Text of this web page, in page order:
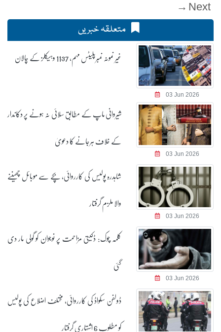
Next →
متعلقہ خبریں
03 Jun 2026
غیر نمونہ نمبرپلیٹس مہم، 1137 وہیکلز کے چالان
03 Jun 2026
شیروانی ماپ کے مطابق سلائی نہ ہونے پر دکاندار
کے خلاف ہرجانے کا دعویٰ
03 Jun 2026
شاہدرہ پولیس کی کارروائی، بچے سے موبائل چھیننے
والا ملزم گرفتار
03 Jun 2026
کلمہ چوک: ڈکیتی مزاحمت پر نوجوان کو گولی مار دی
گئی
ڈولفن سکواڈ کی کارروائی، مختلف اضلاع کی پولیس
کو مطلوب 6 اشتہاری گرفتار